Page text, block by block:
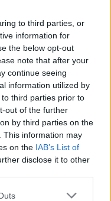
to third parties, or
information for
the below opt-out
note that after your
continue seeing
information utilized by
third parties prior to
out of the further
by third parties on the
This information may
on the IAB’s List of
disclose it to other
one or more Google